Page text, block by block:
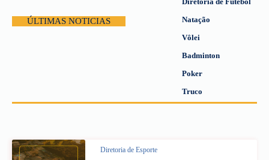
ÚLTIMAS NOTICIAS
Natação
Vôlei
Badminton
Poker
Truco
Diretoria de Esporte